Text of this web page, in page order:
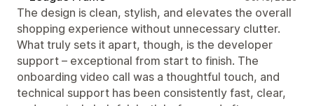
The design is clean, stylish, and elevates the overall
shopping experience without unnecessary clutter.
What truly sets it apart, though, is the developer
support – exceptional from start to finish. The
onboarding video call was a thoughtful touch, and
technical support has been consistently fast, clear,